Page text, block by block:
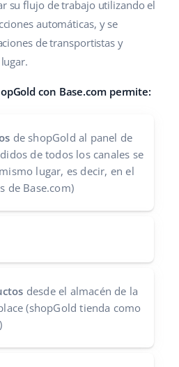
su flujo de trabajo utilizando el
automáticas, y se
de transportistas y
con Base.com permite:
de shopGold al panel de
de todos los canales se
lugar, es decir, en el
de Base.com)
desde el almacén de la
(shopGold tienda como